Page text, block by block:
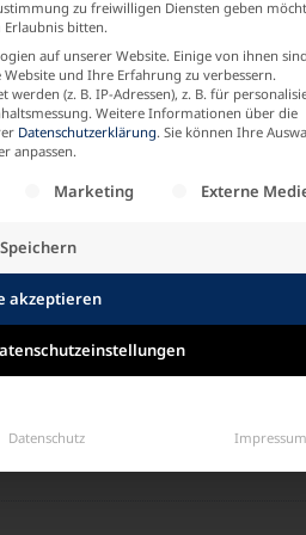
– 50),05 (52 – 54),06 (56)
zu freiwilligen Diensten geben
Erlaubnis bitten.
auf unserer Website. Einige von ihnen
und Ihre Erfahrung zu verbessern.
(z. B. IP-Adressen), z. B. für
Weitere Informationen über die
Datenschutzerklärung. Sie können Ihre
anpassen.
Gruppen, für die eine
Marketing Externe
Speichern
akzeptieren
Datenschutz Impressum